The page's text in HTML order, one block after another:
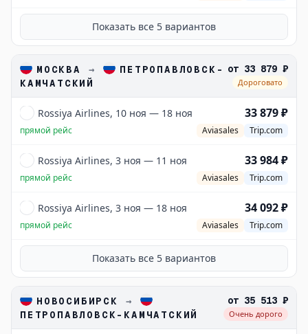
Показать все 5 вариантов
МОСКВА →
ПЕТРОПАВЛОВСК-
КАМЧАТСКИЙ
от 33 879 ₽
Дороговато
Rossiya Airlines, 10 ноя — 18 ноя 33 879 ₽
прямой рейс Aviasales Trip.com
Rossiya Airlines, 3 ноя — 11 ноя 33 984 ₽
прямой рейс Aviasales Trip.com
Rossiya Airlines, 3 ноя — 18 ноя 34 092 ₽
прямой рейс Aviasales Trip.com
Показать все 5 вариантов
НОВОСИБИРСК
→
ПЕТРОПАВЛОВСК-КАМЧАТСКИЙ
от 35 513 ₽
Очень дорого